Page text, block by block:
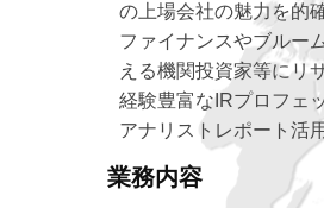
の上場会社の魅力を的
ファイナンスやブルー
える機関投資家等にリ
経験豊富なIRプロフェ
アナリストレポート活
業務内容